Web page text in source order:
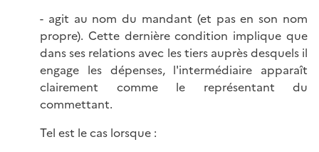
- agit au nom du mandant (et pas en son nom
propre). Cette dernière condition implique que
dans ses relations avec les tiers auprès desquels il
engage les dépenses, l'intermédiaire apparaît
clairement comme le représentant du
commettant.
Tel est le cas lorsque :